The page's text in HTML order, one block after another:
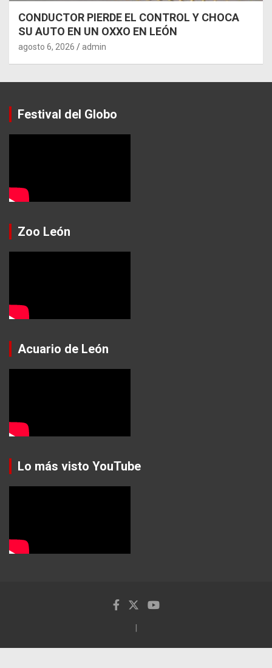
CONDUCTOR PIERDE EL CONTROL Y CHOCA
SU AUTO EN UN OXXO EN LEÓN
agosto 6, 2026 admin
Festival del Globo
Zoo León
Acuario de León
Lo más visto YouTube